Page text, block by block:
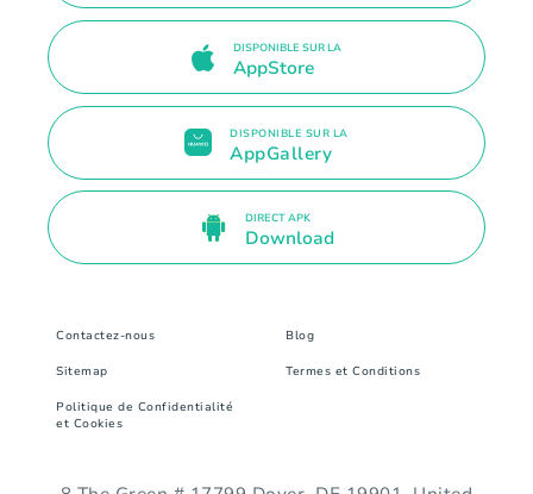
DISPONIBLE SUR LA
AppStore
DISPONIBLE SUR LA
AppGallery
DIRECT APK
Download
Contactez-nous Blog
Sitemap Termes et Conditions
Politique de Confidentialité
et Cookies